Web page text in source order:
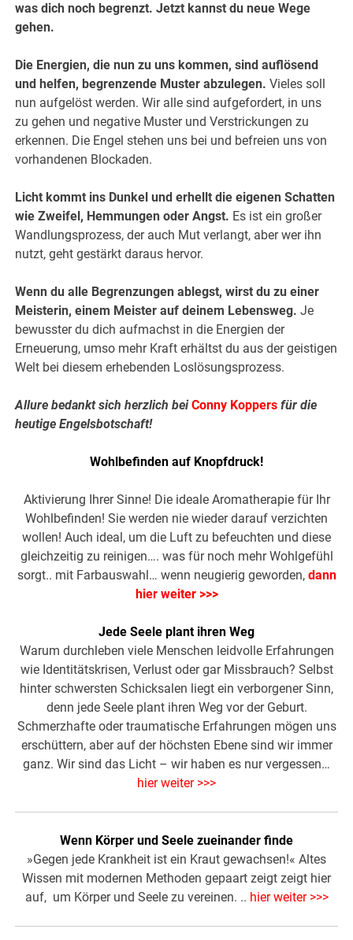
was dich noch begrenzt. Jetzt kannst du neue Wege
gehen.
Die Energien, die nun zu uns kommen, sind auflösend
und helfen, begrenzende Muster abzulegen. Vieles soll
nun aufgelöst werden. Wir alle sind aufgefordert, in uns
zu gehen und negative Muster und Verstrickungen zu
erkennen. Die Engel stehen uns bei und befreien uns von
vorhandenen Blockaden.
Licht kommt ins Dunkel und erhellt die eigenen Schatten
wie Zweifel, Hemmungen oder Angst. Es ist ein großer
Wandlungsprozess, der auch Mut verlangt, aber wer ihn
nutzt, geht gestärkt daraus hervor.
Wenn du alle Begrenzungen ablegst, wirst du zu einer
Meisterin, einem Meister auf deinem Lebensweg. Je
bewusster du dich aufmachst in die Energien der
Erneuerung, umso mehr Kraft erhältst du aus der geistigen
Welt bei diesem erhebenden Loslösungsprozess.
Allure bedankt sich herzlich beiConny Koppers für die
heutige Engelsbotschaft!
Wohlbefinden auf Knopfdruck!
Aktivierung Ihrer Sinne! Die ideale Aromatherapie für Ihr
Wohlbefinden! Sie werden nie wieder darauf verzichten
wollen! Auch ideal, um die Luft zu befeuchten und diese
gleichzeitig zu reinigen…. was für noch mehr Wohlgefühl
sorgt.. mit Farbauswahl… wenn neugierig geworden, dann
hier weiter >>>
Jede Seele plant ihren Weg
Warum durchleben viele Menschen leidvolle Erfahrungen
wie Identitätskrisen, Verlust oder gar Missbrauch? Selbst
hinter schwersten Schicksalen liegt ein verborgener Sinn,
denn jede Seele plant ihren Weg vor der Geburt.
Schmerzhafte oder traumatische Erfahrungen mögen uns
erschüttern, aber auf der höchsten Ebene sind wir immer
ganz. Wir sind das Licht – wir haben es nur vergessen…
hier weiter >>>
Wenn Körper und Seele zueinander finde
»Gegen jede Krankheit ist ein Kraut gewachsen!« Altes
Wissen mit modernen Methoden gepaart zeigt zeigt hier
auf, um Körper und Seele zu vereinen. .. hier weiter >>>